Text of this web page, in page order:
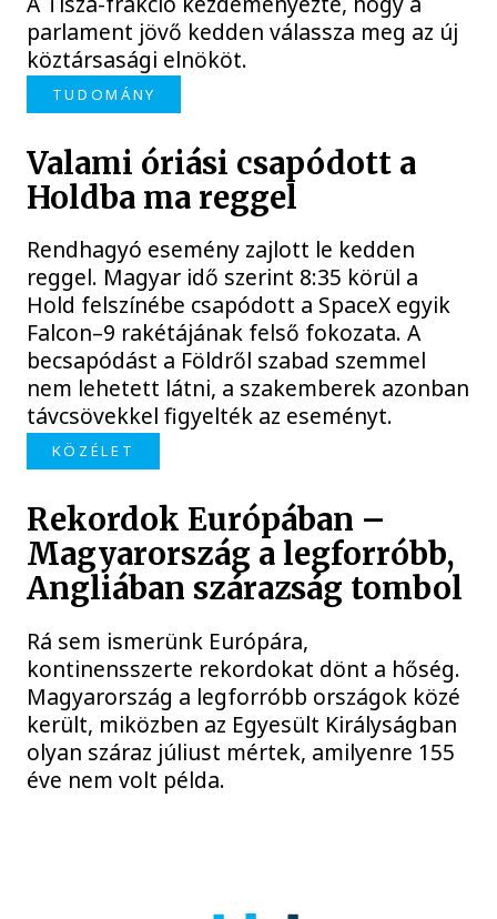
parlament jövő kedden válassza meg az új
köztársasági elnököt.
TUDOMÁNY
Valami óriási csapódott a
Holdba ma reggel
Rendhagyó esemény zajlott le kedden
reggel. Magyar idő szerint 8:35 körül a
Hold felszínébe csapódott a SpaceX egyik
Falcon–9 rakétájának felső fokozata. A
becsapódást a Földről szabad szemmel
nem lehetett látni, a szakemberek azonban
távcsövekkel figyelték az eseményt.
KÖZÉLET
Rekordok Európában –
Magyarország a legforróbb,
Angliában szárazság tombol
Rá sem ismerünk Európára,
kontinensszerte rekordokat dönt a hőség.
Magyarország a legforróbb országok közé
került, miközben az Egyesült Királyságban
olyan száraz júliust mértek, amilyenre 155
éve nem volt példa.